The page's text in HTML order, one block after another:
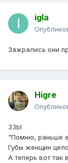
igla
Зажрались они
Higre
ЗЗЫ
"Помню, раньше
Губы женщин
А теперь вот так